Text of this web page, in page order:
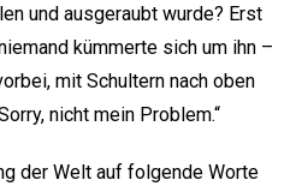
und ausgeraubt wurde? Erst
kümmerte sich um ihn –
mit Schultern nach oben
nicht mein Problem.“
der Welt auf folgende Worte